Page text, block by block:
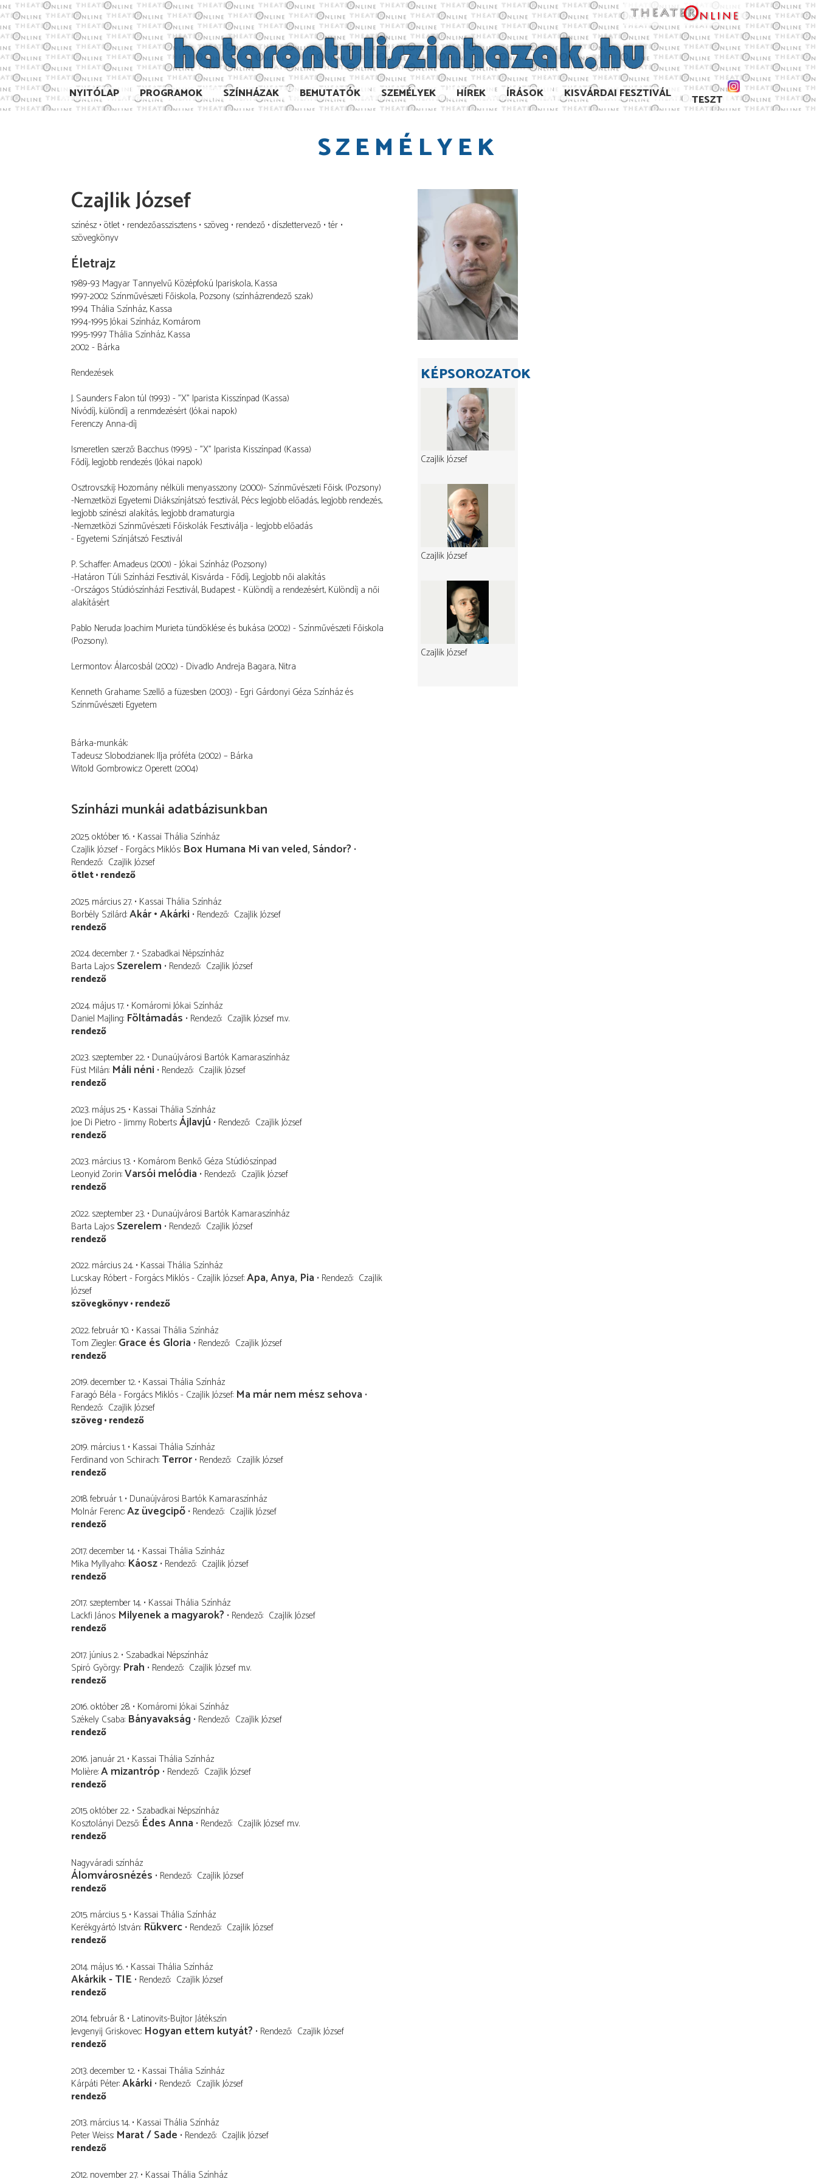
NYITÓLAP PROGRAMOK SZÍNHÁZAK BEMUTATÓK SZEMÉLYEK HÍREK ÍRÁSOK KISVÁRDAI FESZTIVÁL TESZT
SZEMÉLYEK
Czajlik József
színész ötlet rendezőasszisztens szöveg rendező díszlettervező tér
szövegkönyv
Életrajz
1989-93 Magyar Tannyelvű Középfokú Ipariskola, Kassa
1997-2002 Színművészeti Főiskola, Pozsony (színházrendező szak)
1994 Thália Színház, Kassa
1994-1995 Jókai Színház, Komárom
1995-1997 Thália Színház, Kassa
2002 - Bárka
Rendezések
J. Saunders: Falon túl (1993) - "X" Iparista Kisszínpad (Kassa)
Nívódíj, különdíj a renmdezésért (Jókai napok)
Ferenczy Anna-díj
Ismeretlen szerző: Bacchus (1995) - "X" Iparista Kisszínpad (Kassa)
Fődíj, legjobb rendezés (Jókai napok)
Osztrovszkij: Hozomány nélküli menyasszony (2000)- Színművészeti Főisk. (Pozsony)
-Nemzetközi Egyetemi Diákszínjátszó fesztivál, Pécs: legjobb előadás, legjobb rendezés,
legjobb színészi alakítás, legjobb dramaturgia
-Nemzetközi Színművészeti Főiskolák Fesztiválja - legjobb előadás
- Egyetemi Színjátszó Fesztivál
P. Schaffer: Amadeus (2001) - Jókai Színház (Pozsony)
-Határon Túli Színházi Fesztivál, Kisvárda - Fődíj, Legjobb női alakítás
-Országos Stúdiószínházi Fesztivál, Budapest - Különdíj a rendezésért, Különdíj a női
alakításért
Pablo Neruda: Joachim Murieta tündöklése és bukása (2002) - Színművészeti Főiskola
(Pozsony).
Lermontov: Álarcosbál (2002) - Divadlo Andreja Bagara, Nitra
Kenneth Grahame: Szellő a füzesben (2003) - Egri Gárdonyi Géza Színház és
Színművészeti Egyetem
Bárka-munkák:
Tadeusz Slobodzianek: Ilja próféta (2002) – Bárka
Witold Gombrowicz: Operett (2004)
Színházi munkái adatbázisunkban
2025. október 16. Kassai Thália Színház
Czajlik József - Forgács Miklós Box Humana Mi van veled, Sándor?
Rendező Czajlik József
ötlet rendező
2025. március 27. Kassai Thália Színház
Borbély Szilárd Akár • Akárki Rendező Czajlik József
rendező
2024. december 7. Szabadkai Népszínház
Barta Lajos Szerelem Rendező Czajlik József
rendező
2024. május 17. Komáromi Jókai Színház
Daniel Majling Föltámadás Rendező Czajlik József m.v.
rendező
2023. szeptember 22. Dunaújvárosi Bartók Kamaraszínház
Füst Milán Máli néni Rendező Czajlik József
rendező
2023. május 25. Kassai Thália Színház
Joe Di Pietro - Jimmy Roberts Ájlavjú Rendező Czajlik József
rendező
2023. március 13. Komárom Benkő Géza Stúdiószínpad
Leonyid Zorin Varsói melódia Rendező Czajlik József
rendező
2022. szeptember 23. Dunaújvárosi Bartók Kamaraszínház
Barta Lajos Szerelem Rendező Czajlik József
rendező
2022. március 24. Kassai Thália Színház
Lucskay Róbert - Forgács Miklós - Czajlik József Apa, Anya, Pia Rendező Czajlik
József
szövegkönyv rendező
2022. február 10. Kassai Thália Színház
Tom Ziegler Grace és Gloria Rendező Czajlik József
rendező
2019. december 12. Kassai Thália Színház
Faragó Béla - Forgács Miklós - Czajlik József Ma már nem mész sehova
Rendező Czajlik József
szöveg rendező
2019. március 1. Kassai Thália Színház
Ferdinand von Schirach Terror Rendező Czajlik József
rendező
2018. február 1. Dunaújvárosi Bartók Kamaraszínház
Molnár Ferenc Az üvegcipő Rendező Czajlik József
rendező
2017. december 14. Kassai Thália Színház
Mika Myllyaho Káosz Rendező Czajlik József
rendező
2017. szeptember 14. Kassai Thália Színház
Lackfi János Milyenek a magyarok? Rendező Czajlik József
rendező
2017. június 2. Szabadkai Népszínház
Spiró György Prah Rendező Czajlik József m.v.
rendező
2016. október 28. Komáromi Jókai Színház
Székely Csaba Bányavakság Rendező Czajlik József
rendező
2016. január 21. Kassai Thália Színház
Molière A mizantróp Rendező Czajlik József
rendező
2015. október 22. Szabadkai Népszínház
Kosztolányi Dezső Édes Anna Rendező Czajlik József m.v.
rendező
Nagyváradi színház
Álomvárosnézés Rendező Czajlik József
rendező
2015. március 5. Kassai Thália Színház
Kerékgyártó István Rükverc Rendező Czajlik József
rendező
2014. május 16. Kassai Thália Színház
Akárkik - TIE Rendező Czajlik József
rendező
2014. február 8. Latinovits-Bujtor Játékszín
Jevgenyij Griskovec Hogyan ettem kutyát? Rendező Czajlik József
rendező
2013. december 12. Kassai Thália Színház
Kárpáti Péter Akárki Rendező Czajlik József
rendező
2013. március 14. Kassai Thália Színház
Peter Weiss Marat / Sade Rendező Czajlik József
rendező
2012. november 27. Kassai Thália Színház
KÉPSOROZATOK
Czajlik József
Czajlik József
Czajlik József